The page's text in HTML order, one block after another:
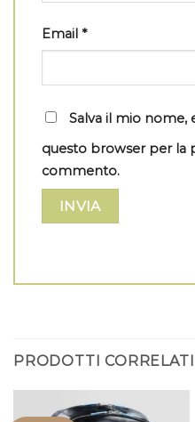
Email *
Salva il mio nome,
questo browser per la
commento.
PRODOTTI CORRELATI